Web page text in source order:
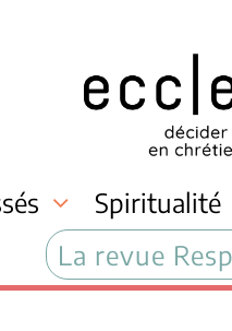
Spiritualité
La revue